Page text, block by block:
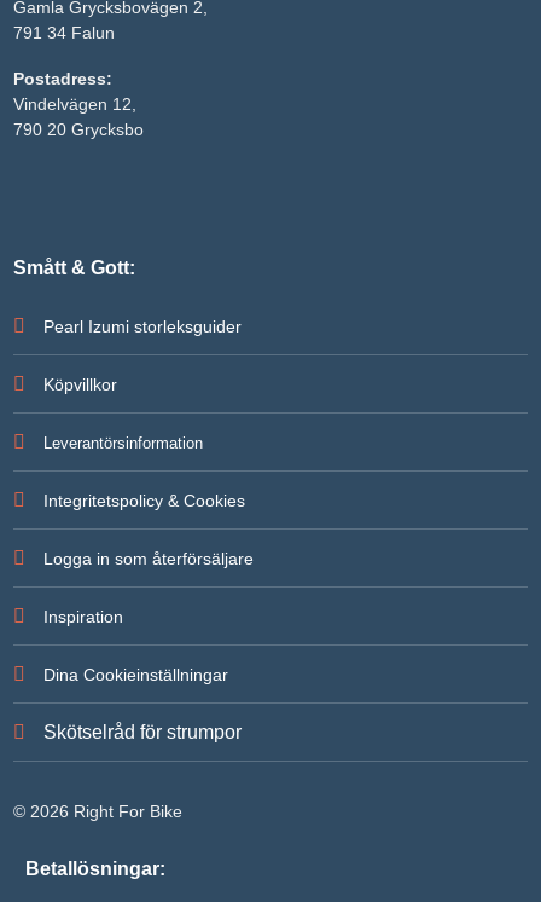
Gamla Grycksbovägen 2,
791 34 Falun
Postadress:
Vindelvägen 12,
790 20 Grycksbo
Smått & Gott:
Pearl Izumi storleksguider
Köpvillkor
Leverantörsinformation
Integritetspolicy & Cookies
Logga in som återförsäljare
Inspiration
Dina Cookieinställningar
Skötselråd för strumpor
© 2026 Right For Bike
Betallösningar: